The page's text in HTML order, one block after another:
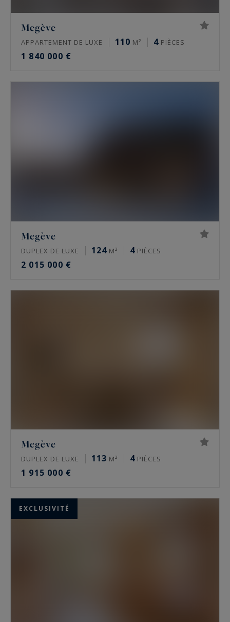
Megève
APPARTEMENT DE LUXE 110 M² 4 PIÈCES
1 840 000 €
Megève
DUPLEX DE LUXE 124 M² 4 PIÈCES
2 015 000 €
Megève
DUPLEX DE LUXE 113 M² 4 PIÈCES
1 915 000 €
EXCLUSIVITÉ